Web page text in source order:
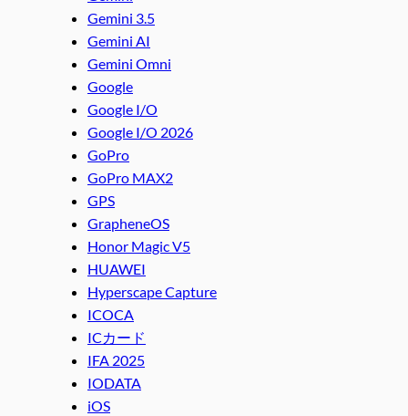
Gemini 3.5
Gemini AI
Gemini Omni
Google
Google I/O
Google I/O 2026
GoPro
GoPro MAX2
GPS
GrapheneOS
Honor Magic V5
HUAWEI
Hyperscape Capture
ICOCA
ICカード
IFA 2025
IODATA
iOS